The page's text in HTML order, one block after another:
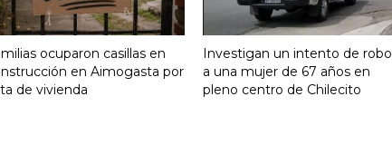
ocuparon casillas en
en Aimogasta por
de vivienda
Investigan un intento de robo
a una mujer de 67 años en
pleno centro de Chilecito